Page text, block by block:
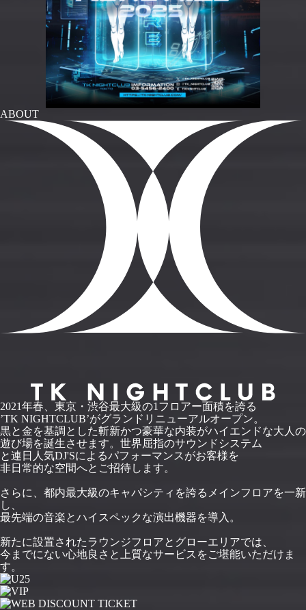
ABOUT
2021年春、東京・渋谷最大級の1フロアー面積を誇る
’TK NIGHTCLUB’がグランドリニューアルオープン。
黒と金を基調とした斬新かつ豪華な内装がハイエンドな大人の
遊び場を誕生させます。世界屈指のサウンドシステム
と連日人気DJ'Sによるパフォーマンスがお客様を
非日常的な空間へとご招待します。
さらに、都内最大級のキャパシティを誇るメインフロアを一新
し、
最先端の音楽とハイスペックな演出機器を導入。
新たに設置されたラウンジフロアとグローエリアでは、
今までにない心地良さと上質なサービスをご堪能いただけま
す。